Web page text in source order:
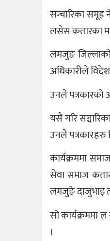
सन्चारिका समूह
लसेस कतारका
लमजुङ
अधिकारीले
उनले
यसै गरि
उनले पत्रकारहरु
कार्यक्रममा
सेवा समाज
लमजुङे दाजुभाइ
सो कार्यक्रममा
।